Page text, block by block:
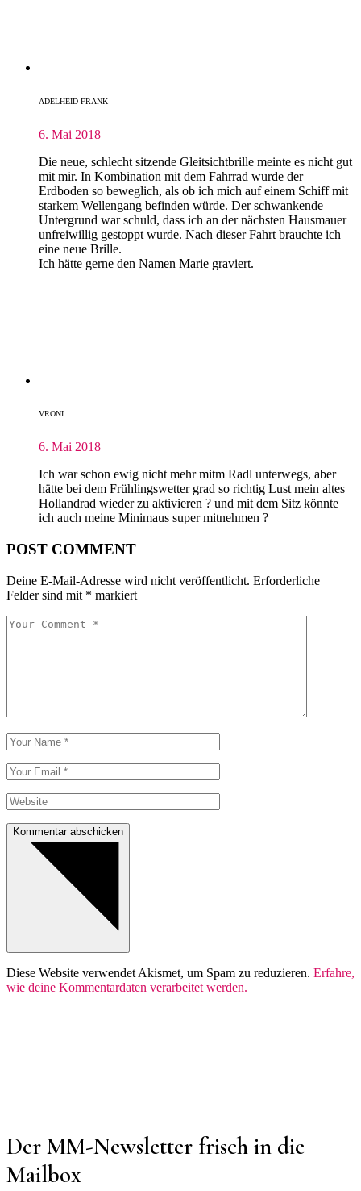
ADELHEID FRANK
6. Mai 2018
Die neue, schlecht sitzende Gleitsichtbrille meinte es nicht gut
mit mir. In Kombination mit dem Fahrrad wurde der
Erdboden so beweglich, als ob ich mich auf einem Schiff mit
starkem Wellengang befinden würde. Der schwankende
Untergrund war schuld, dass ich an der nächsten Hausmauer
unfreiwillig gestoppt wurde. Nach dieser Fahrt brauchte ich
eine neue Brille.
Ich hätte gerne den Namen Marie graviert.
VRONI
6. Mai 2018
Ich war schon ewig nicht mehr mitm Radl unterwegs, aber
hätte bei dem Frühlingswetter grad so richtig Lust mein altes
Hollandrad wieder zu aktivieren ? und mit dem Sitz könnte
ich auch meine Minimaus super mitnehmen ?
POST COMMENT
Deine E-Mail-Adresse wird nicht veröffentlicht. Erforderliche
Felder sind mit * markiert
Kommentar abschicken
Diese Website verwendet Akismet, um Spam zu reduzieren. Erfahre,
wie deine Kommentardaten verarbeitet werden.
Der MM-Newsletter frisch in die
Mailbox